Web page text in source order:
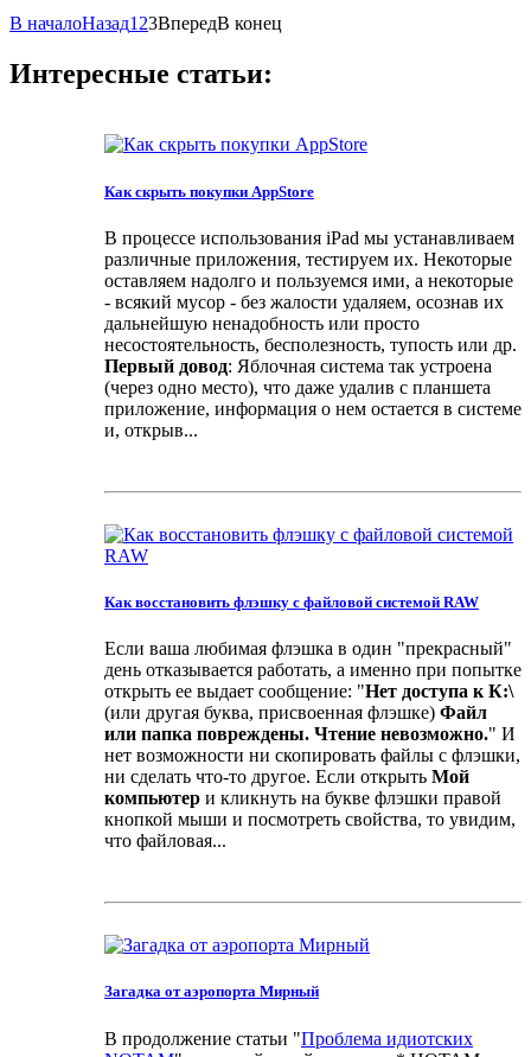
В началоНазад1 23ВпередВ конец
Интересные статьи:
Как скрыть покупки AppStore
В процессе использования iPad мы устанавливаем
различные приложения, тестируем их. Некоторые
оставляем надолго и пользуемся ими, а некоторые
- всякий мусор - без жалости удаляем, осознав их
дальнейшую ненадобность или просто
несостоятельность, бесполезность, тупость или др.
Первый довод: Яблочная система так устроена
(через одно место), что даже удалив с планшета
приложение, информация о нем остается в системе
и, открыв...
Как восстановить флэшку с файловой системой RAW
Если ваша любимая флэшка в один "прекрасный"
день отказывается работать, а именно при попытке
открыть ее выдает сообщение: "Нет доступа к К:\
(или другая буква, присвоенная флэшке) Файл
или папка повреждены. Чтение невозможно." И
нет возможности ни скопировать файлы с флэшки,
ни сделать что-то другое. Если открыть Мой
компьютер и кликнуть на букве флэшки правой
кнопкой мыши и посмотреть свойства, то увидим,
что файловая...
Загадка от аэропорта Мирный
В продолжение статьи "Проблема идиотских